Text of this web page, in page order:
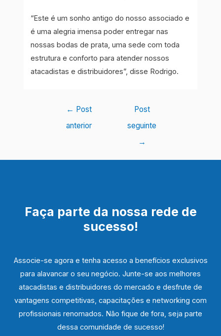
“Este é um sonho antigo do nosso associado e
é uma alegria imensa poder entregar nas
nossas bodas de prata, uma sede com toda
estrutura e conforto para atender nossos
atacadistas e distribuidores”, disse Rodrigo.
Navegação
← Post
anterior
Post
seguinte
→
Faça parte da nossa rede de
sucesso!
Associe-se agora e tenha acesso a benefícios exclusivos
para alavancar o seu negócio. Junte-se aos melhores
atacadistas e distribuidores do mercado e desfrute de
vantagens competitivas, capacitações e networking com
profissionais renomados. Não fique de fora, seja parte
dessa comunidade de sucesso!